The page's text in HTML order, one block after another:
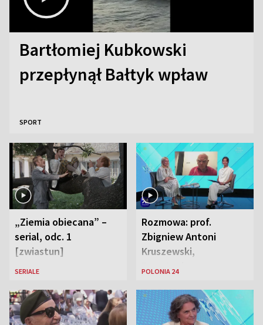
Bartłomiej Kubkowski
przepłynął Bałtyk wpław
SPORT
„Ziemia obiecana” –
serial, odc. 1
[zwiastun]
SERIALE
Rozmowa: prof.
Zbigniew Antoni
Kruszewski,
Powstaniec
Zaryan, piosenkarka
POLONIA 24